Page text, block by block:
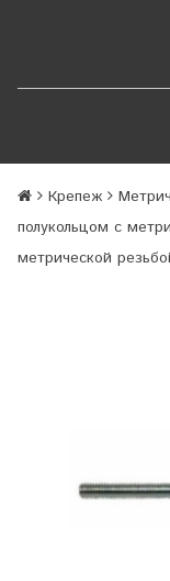
Крепеж
полукольцом с
метрической